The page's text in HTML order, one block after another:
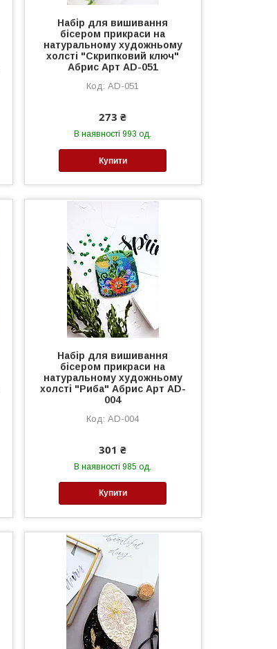
Набір для вишивання
бісером прикраси на
натуральному художньому
холсті "Скрипковий ключ"
Абрис Арт AD-051
AD-051
273 ₴
В наявності 993 од.
Купити
Набір для вишивання
бісером прикраси на
натуральному художньому
холсті "Риба" Абрис Арт AD-
004
AD-004
301 ₴
В наявності 985 од.
Купити